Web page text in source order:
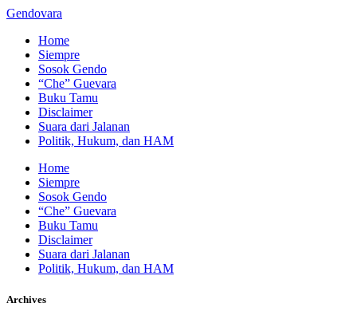
Gendovara
Home
Siempre
Sosok Gendo
“Che” Guevara
Buku Tamu
Disclaimer
Suara dari Jalanan
Politik, Hukum, dan HAM
Home
Siempre
Sosok Gendo
“Che” Guevara
Buku Tamu
Disclaimer
Suara dari Jalanan
Politik, Hukum, dan HAM
Archives